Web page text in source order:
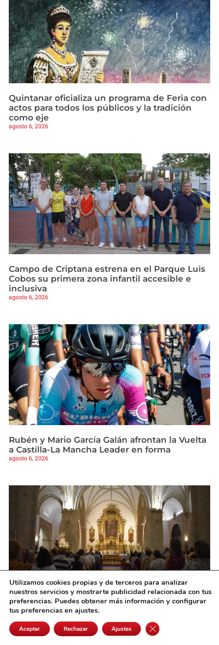
Quintanar oficializa un programa de Feria con
actos para todos los públicos y la tradición
como eje
agosto 6, 2026
Campo de Criptana estrena en el Parque Luis
Cobos su primera zona infantil accesible e
inclusiva
agosto 6, 2026
Rubén y Mario García Galán afrontan la Vuelta
a Castilla-La Mancha Leader en forma
agosto 6, 2026
Se inicia con gran participación el novenario
en honor a la Patrona de Quintanar de la
Orden
agosto 6, 2026
Utilizamos cookies propias y de terceros para analizar
nuestros servicios y mostrarte publicidad relacionada con tus
preferencias. Puedes obtener más información y configurar
tus preferencias en ajustes.
Aceptar Rechazar Ajustes Cerrar el banner de